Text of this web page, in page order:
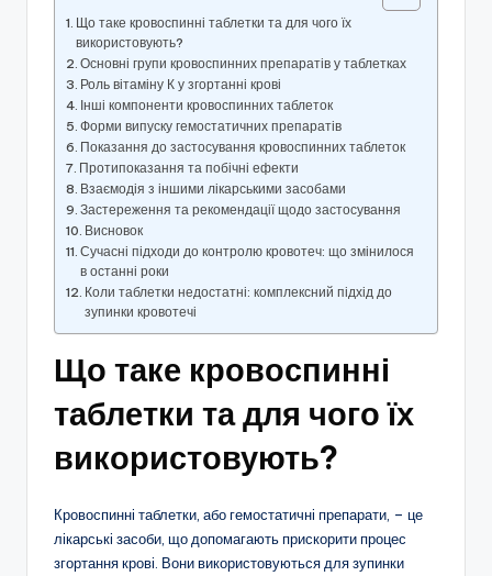
Що таке кровоспинні таблетки та для чого їх
використовують?
Основні групи кровоспинних препаратів у таблетках
Роль вітаміну К у згортанні крові
Інші компоненти кровоспинних таблеток
Форми випуску гемостатичних препаратів
Показання до застосування кровоспинних таблеток
Протипоказання та побічні ефекти
Взаємодія з іншими лікарськими засобами
Застереження та рекомендації щодо застосування
Висновок
Сучасні підходи до контролю кровотеч: що змінилося
в останні роки
Коли таблетки недостатні: комплексний підхід до
зупинки кровотечі
Що таке кровоспинні
таблетки та для чого їх
використовують?
Кровоспинні таблетки, або гемостатичні препарати, – це
лікарські засоби, що допомагають прискорити процес
згортання крові. Вони використовуються для зупинки